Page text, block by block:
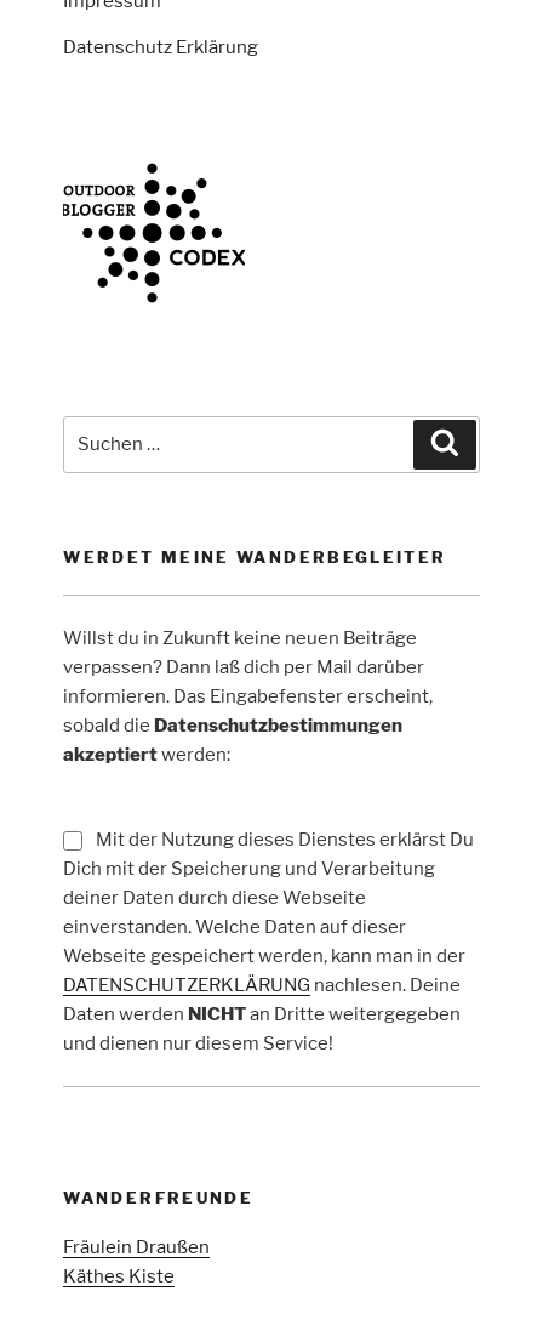
Datenschutz Erklärung
WERDET MEINE WANDERBEGLEITER
Willst du in Zukunft keine neuen Beiträge
verpassen? Dann laß dich per Mail darüber
informieren. Das Eingabefenster erscheint,
sobald die Datenschutzbestimmungen
akzeptiertwerden:
Mit der Nutzung dieses Dienstes erklärst Du
Dich mit der Speicherung und Verarbeitung
deiner Daten durch diese Webseite
einverstanden. Welche Daten auf dieser
Webseite gespeichert werden, kann man in der
DATENSCHUTZERKLÄRUNG nachlesen. Deine
Daten werden NICHTan Dritte weitergegeben
und dienen nur diesem Service!
WANDERFREUNDE
Fräulein Draußen
Käthes Kiste